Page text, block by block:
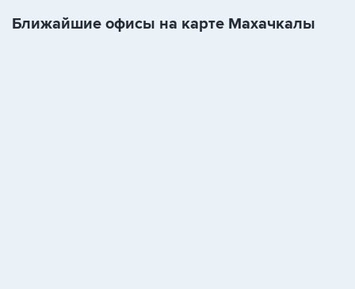
Ближайшие офисы на карте Махачкалы